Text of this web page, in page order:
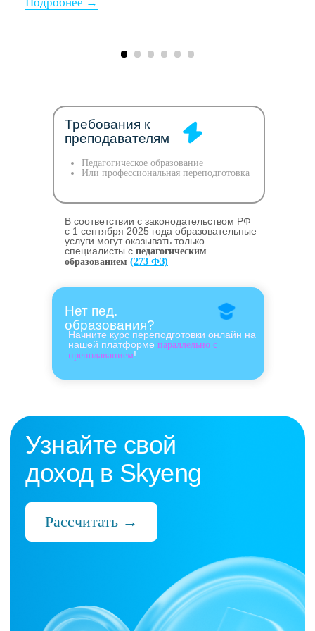
Педагогическое образование
Или профессиональная переподготовка
В соответствии с законодательством РФ
c 1 сентября 2025 года образовательные
услуги могут оказывать только
специалисты с педагогическим
образованием (273 ФЗ)
Начните курс переподготовки онлайн на
нашей платформе параллельно с
преподаванием!
Требования к
преподавателям
Нет пед.
образования?
Нас выбрали 10 000+
которые ценят:
Время
Готовые планы и материалы, онлайн-
платформа с автопроверкой заданий,
поддержка 24/7 и никакой бюрократии
Деньги
без штрафов и переработок, скрытых
условий и неприятных сюрпризов
Уважение к преподавателю и его